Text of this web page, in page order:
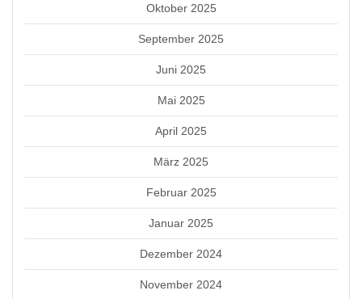
Oktober 2025
September 2025
Juni 2025
Mai 2025
April 2025
März 2025
Februar 2025
Januar 2025
Dezember 2024
November 2024